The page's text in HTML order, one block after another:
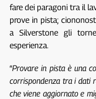
fare dei paragoni tra il
prove in pista;
a Silverstone gli
esperienza.
“Provare in pista è una
corrispondenza tra i dati
che viene aggiornato e